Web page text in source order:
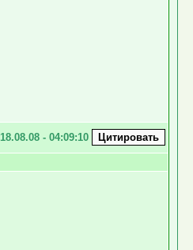
18.08.08 - 04:09:10